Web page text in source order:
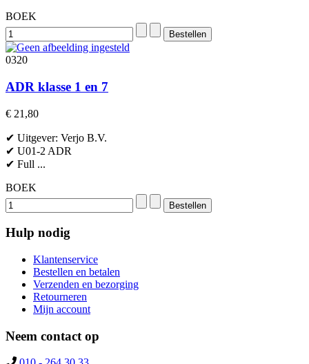
BOEK
0320
ADR klasse 1 en 7
€ 21,80
✔ Uitgever: Verjo B.V.
✔ U01-2 ADR
✔ Full ...
BOEK
Hulp nodig
Klantenservice
Bestellen en betalen
Verzenden en bezorging
Retourneren
Mijn account
Neem contact op